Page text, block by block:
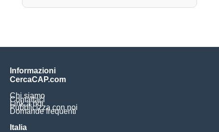
Informazioni
CercaCAP.com
Chi siamo
Contattaci
Link a noi
Pubblicizza con noi
Domande frequenti
Italia